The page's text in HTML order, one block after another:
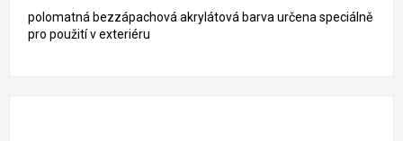
polomatná bezzápachová akrylátová barva určena speciálně
pro použití v exteriéru